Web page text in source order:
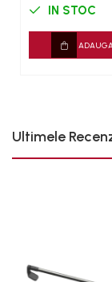
IN STOC
Ultimele